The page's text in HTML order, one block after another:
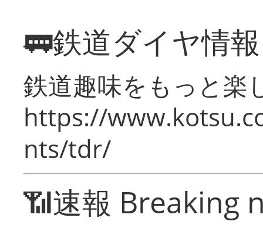
🚃鉄道ダイヤ情
鉄道趣味をもっと楽
https://
nts/tdr/
📶速報 Breaking